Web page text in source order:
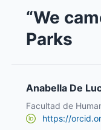
“We
Parks
Anabella De
Facultad de
https://